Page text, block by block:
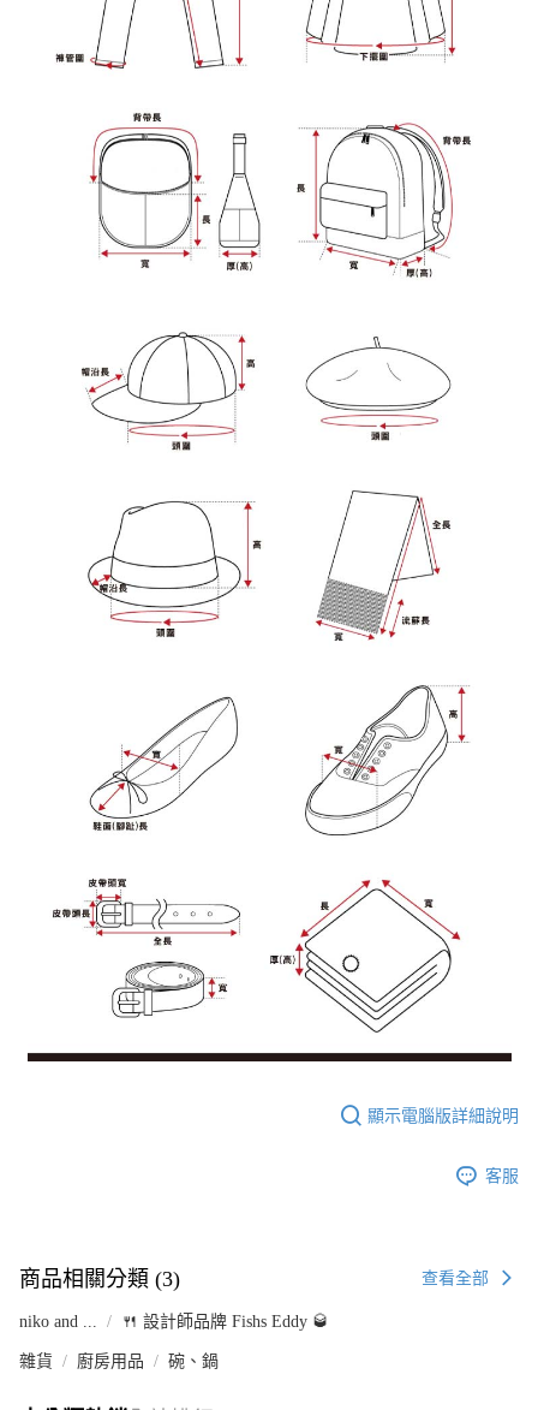
顯示電腦版詳細說明
客服
商品相關分類 (3) 查看全部
niko and ... 🍴 設計師品牌 Fishs Eddy 🥃
雜貨 廚房用品 碗、鍋